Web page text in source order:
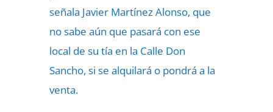
señala Javier Martínez Alonso, que
no sabe aún que pasará con ese
local de su tía en la Calle Don
Sancho, si se alquilará o pondrá a la
venta.